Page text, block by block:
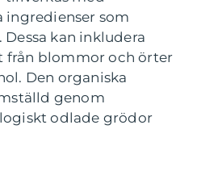
som
kan inkludera
från blommor och örter
Den organiska
genom
odlade grödor